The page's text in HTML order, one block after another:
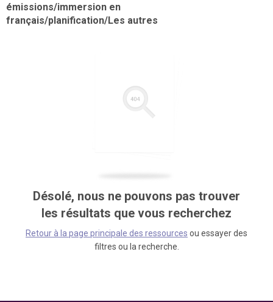
émissions/immersion en
français/planification/Les autres
Désolé, nous ne pouvons pas trouver
les résultats que vous recherchez
Retour à la page principale des ressources ou essayer des
filtres ou la recherche.